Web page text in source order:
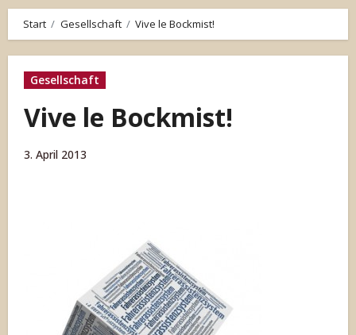
Start Gesellschaft Vive le Bockmist!
Gesellschaft
Vive le Bockmist!
3. April 2013